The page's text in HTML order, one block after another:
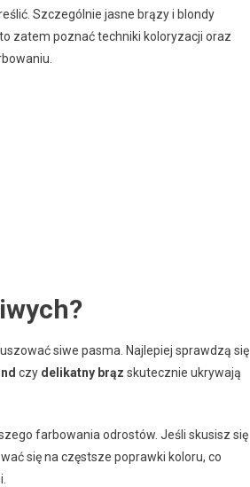
Szczególnie jasne brązy i blondy
zatem poznać techniki koloryzacji oraz
siwe pasma. Najlepiej sprawdzą się
czy delikatny brąz skutecznie ukrywają
farbowania odrostów. Jeśli skusisz się
się na częstsze poprawki koloru, co